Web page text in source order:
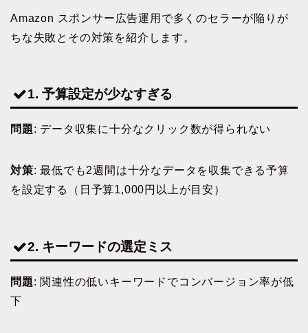
Amazon スポンサー広告運用で多くのセラーが陥りが
ちな失敗とその対策を紹介します。
1. 予算設定が少なすぎる
問題: データ収集に十分なクリック数が得られない
対策: 最低でも2週間は十分なデータを収集できる予算
を設定する（日予算1,000円以上が目安）
2. キーワードの選定ミス
問題: 関連性の低いキーワードでコンバージョン率が低
下